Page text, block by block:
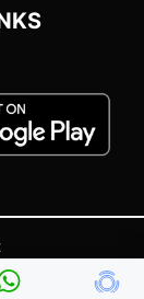
and Conditions